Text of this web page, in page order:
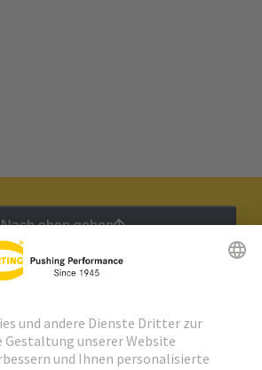
Nach oben gehen